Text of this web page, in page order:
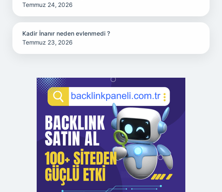
Temmuz 24, 2026
Kadir İnanır neden evlenmedi ?
Temmuz 23, 2026